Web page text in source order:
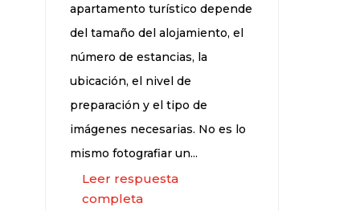
apartamento turístico depende
del tamaño del alojamiento, el
número de estancias, la
ubicación, el nivel de
preparación y el tipo de
imágenes necesarias. No es lo
mismo fotografiar un...
Leer respuesta
completa